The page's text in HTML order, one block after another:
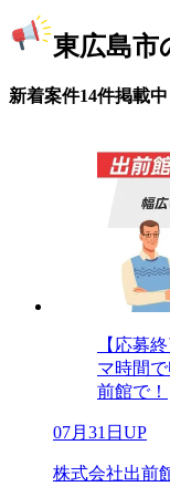
東広島市
新着案件14件掲載中
【応募
マ時間
前館で！
07月31日UP
株式会社出前